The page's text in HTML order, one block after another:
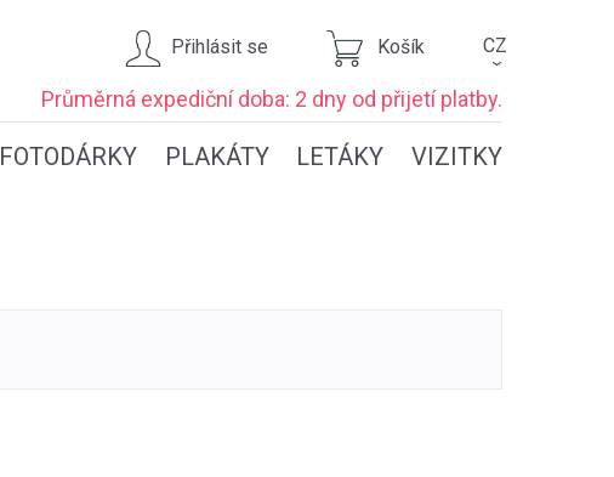
Přihlásit se Košík CZ
›
Průměrná expedičnídoba: 2 dny od přijetí platby.
FOTODÁRKY PLAKÁTY LETÁKY VIZITKY